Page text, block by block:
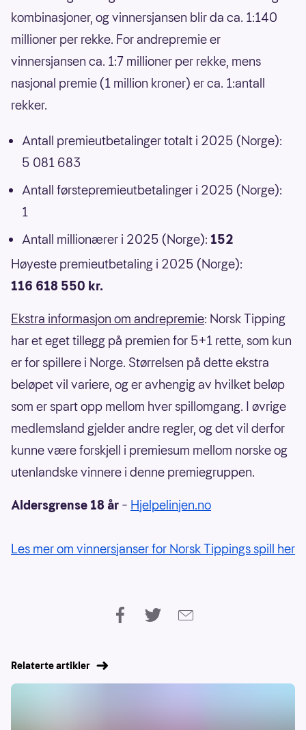
kombinasjoner, og vinnersjansen blir da ca. 1:140
millioner per rekke. For andrepremie er
vinnersjansen ca. 1:7 millioner per rekke, mens
nasjonal premie (1 million kroner) er ca. 1:antall
rekker.
Antall premieutbetalinger totalt i 2025 (Norge):
5 081 683
Antall førstepremieutbetalinger i 2025 (Norge):
1
Antall millionærer i 2025 (Norge): 152
Høyeste premieutbetaling i 2025 (Norge):
116 618 550 kr.
Ekstra informasjon om andrepremie: Norsk Tipping
har et eget tillegg på premien for 5+1 rette, som kun
er for spillere i Norge. Størrelsen på dette ekstra
beløpet vil variere, og er avhengig av hvilket beløp
som er spart opp mellom hver spillomgang. I øvrige
medlemsland gjelder andre regler, og det vil derfor
kunne være forskjell i premiesum mellom norske og
utenlandske vinnere i denne premiegruppen.
Aldersgrense 18 år – Hjelpelinjen.no
Les mer om vinnersjanser for Norsk Tippings spill her
Relaterte artikler